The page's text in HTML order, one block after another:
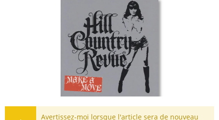
Avertissez-moi lorsque l'article sera de nouveau